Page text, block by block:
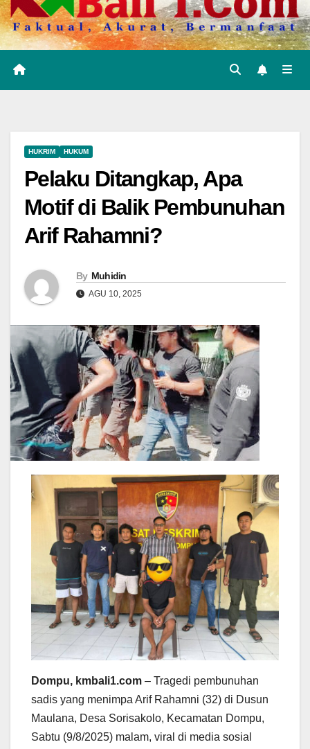
HUKRIM HUKUM
Pelaku Ditangkap, Apa
Motif di Balik Pembunuhan
Arif Rahamni?
By Muhidin
AGU 10, 2025
Dompu, kmbali1.com – Tragedi pembunuhan
sadis yang menimpa Arif Rahamni (32) di Dusun
Maulana, Desa Sorisakolo, Kecamatan Dompu,
Sabtu (9/8/2025) malam, viral di media sosial